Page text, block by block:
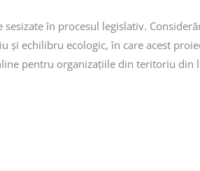
în procesul legislativ.
echilibru ecologic, în care acest
pentru organizațiile din teritoriu din